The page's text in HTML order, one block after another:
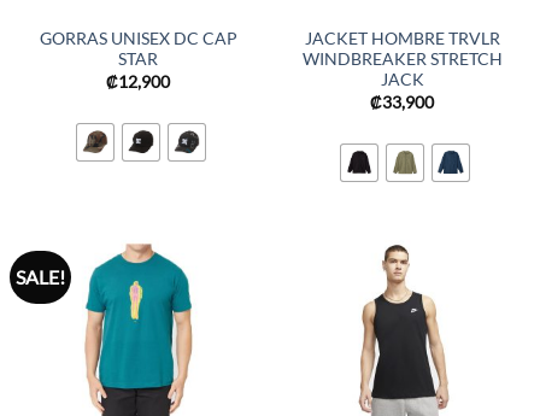
GORRAS UNISEX DC CAP
STAR
₡12,900
JACKET HOMBRE TRVLR
WINDBREAKER STRETCH
JACK
₡33,900
SALE!